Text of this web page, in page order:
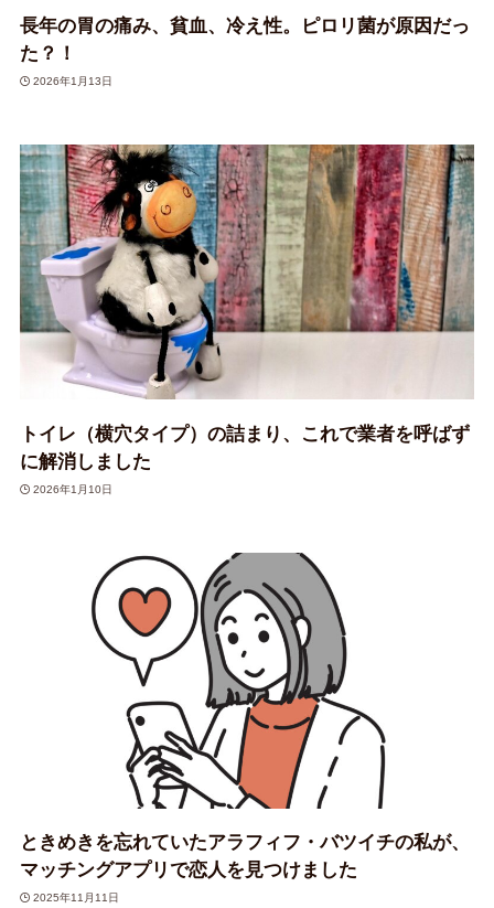
長年の胃の痛み、貧血、冷え性。ピロリ菌が原因だっ
た？！
2026年1月13日
トイレ（横穴タイプ）の詰まり、これで業者を呼ばず
に解消しました
2026年1月10日
ときめきを忘れていたアラフィフ・バツイチの私が、
マッチングアプリで恋人を見つけました
2025年11月11日